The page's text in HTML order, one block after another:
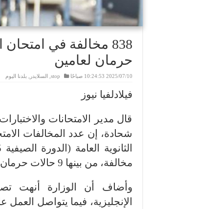
حرمان لعامين
2025/07/10 10:24:53 صباحًا stop السلايدر بلدنا اليوم
فيلادلفيا نيوز
قال مدير الامتحانات
شحادة، إن عدد المخالفات
مخالفة، من بينها 9 حالات حرمان لمدة عامين.
وأضاف أن الوزارة أنهت
الإنجليزية، فيما يتواصل